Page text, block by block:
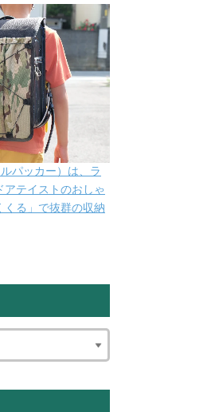
パッカー）は、ラ
アテイストのおしゃ
くる」で抜群の収納